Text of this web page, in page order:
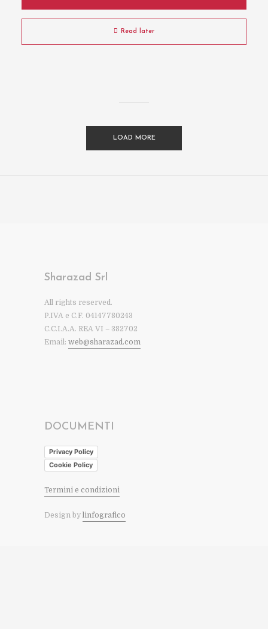
Read later
LOAD MORE
Sharazad Srl
All rights reserved.
P.IVA e C.F. 04147780243
C.C.I.A.A. REA VI – 382702
Email: web@sharazad.com
DOCUMENTI
Privacy Policy
Cookie Policy
Termini e condizioni
Design by linfografico